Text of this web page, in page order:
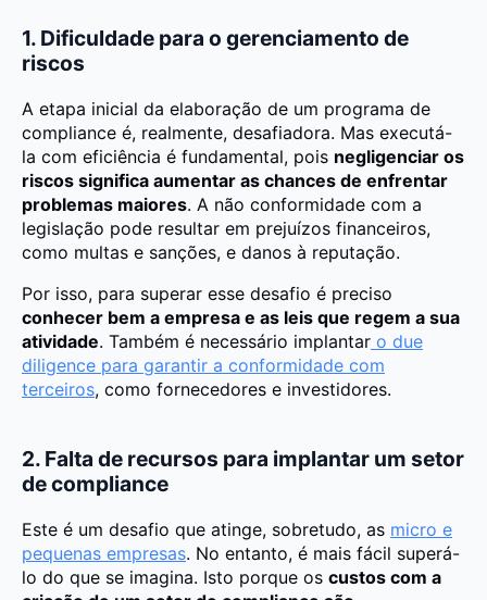
1. Dificuldade para o gerenciamento de
riscos
A etapa inicial da elaboração de um programa de
compliance é, realmente, desafiadora. Mas executá-
la com eficiência é fundamental, pois negligenciar os
riscos significa aumentar as chances de enfrentar
problemas maiores. A não conformidade com a
legislação pode resultar em prejuízos financeiros,
como multas e sanções, e danos à reputação.
Por isso, para superar esse desafio é preciso
conhecer bem a empresa e as leis que regem a sua
atividade. Também é necessário implantar o due
diligence para garantir a conformidade com
terceiros, como fornecedores e investidores.
2. Falta de recursos para implantar um setor
de compliance
Este é um desafio que atinge, sobretudo, as micro e
pequenas empresas. No entanto, é mais fácil superá-
lo do que se imagina. Isto porque os custos com a